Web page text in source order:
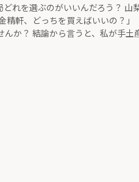
れを選ぶのがいいんだろう？ 山
軒、どっちを買えばいいの？」
んか？ 結論から言うと、私が手土